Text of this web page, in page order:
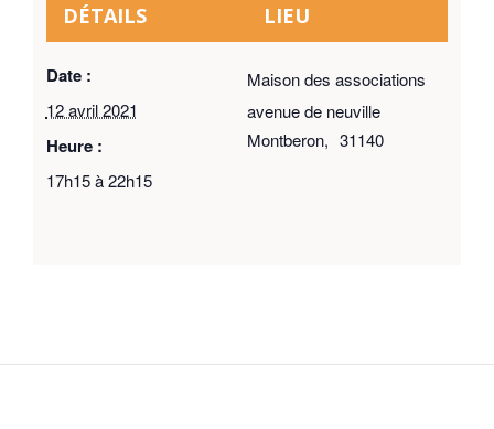
DÉTAILS
Date :
12 avril 2021
Heure :
17h15 à 22h15
LIEU
Maison des associations
avenue de neuville
Montberon, 31140